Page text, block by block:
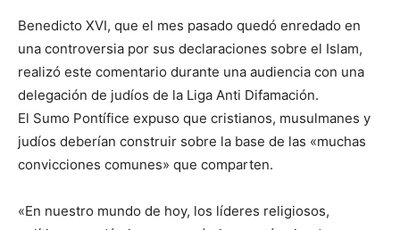
Benedicto XVI, que el mes pasado quedó enredado en
una controversia por sus declaraciones sobre el Islam,
realizó este comentario durante una audiencia con una
delegación de judíos de la Liga Anti Difamación.
El Sumo Pontífice expuso que cristianos, musulmanes y
judíos deberían construir sobre la base de las «muchas
convicciones comunes» que comparten.
«En nuestro mundo de hoy, los líderes religiosos,